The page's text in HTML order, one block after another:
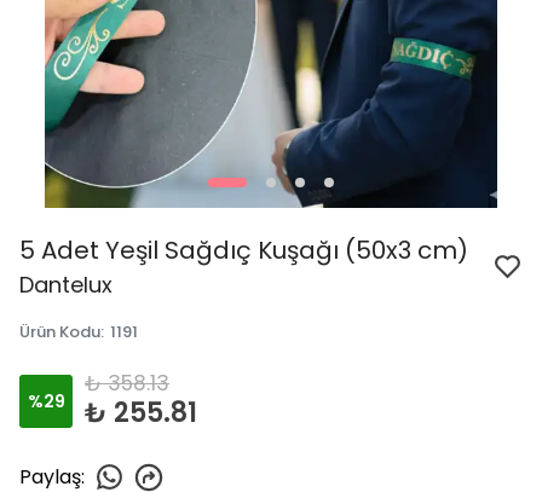
5 Adet Yeşil Sağdıç Kuşağı (50x3 cm)
Dantelux
Ürün Kodu: 1191
%29
₺ 358.13
₺ 255.81
Paylaş: